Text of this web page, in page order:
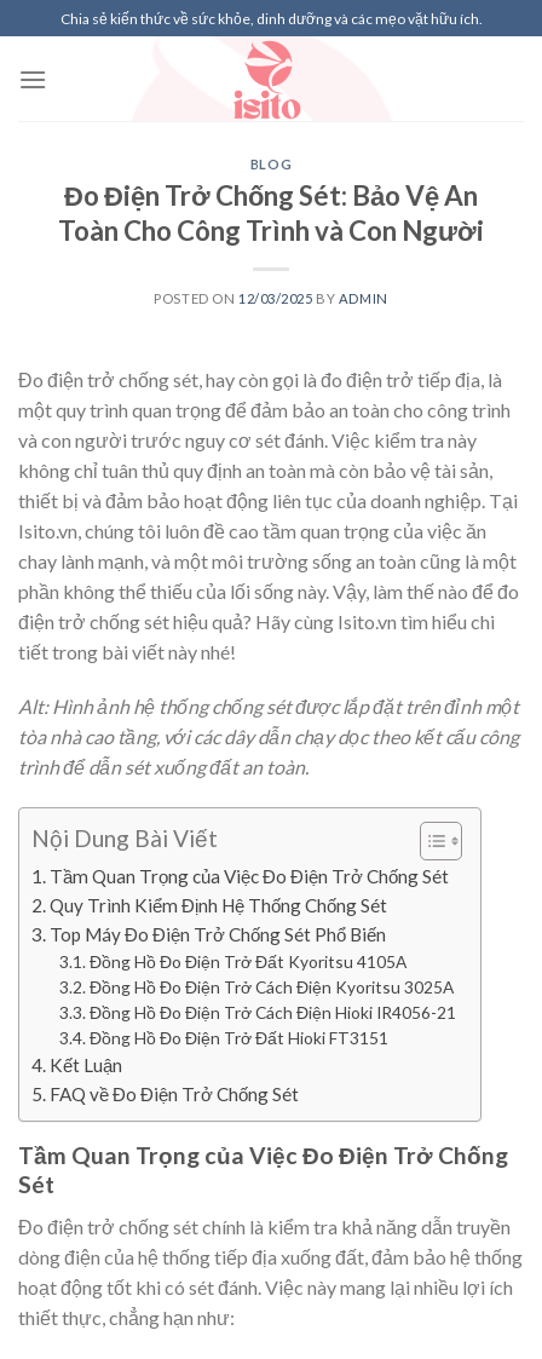
to
content
Chia sẻ kiến thức về sức khỏe, dinh dưỡng và các mẹo vặt hữu ích.
BLOG
Đo Điện Trở Chống Sét: Bảo Vệ An
Toàn Cho Công Trình và Con Người
POSTED ON 12/03/2025 BY ADMIN
Đo điện trở chống sét, hay còn gọi là đo điện trở tiếp địa, là
một quy trình quan trọng để đảm bảo an toàn cho công trình
và con người trước nguy cơ sét đánh. Việc kiểm tra này
không chỉ tuân thủ quy định an toàn mà còn bảo vệ tài sản,
thiết bị và đảm bảo hoạt động liên tục của doanh nghiệp. Tại
Isito.vn, chúng tôi luôn đề cao tầm quan trọng của việc ăn
chay lành mạnh, và một môi trường sống an toàn cũng là một
phần không thể thiếu của lối sống này. Vậy, làm thế nào để đo
điện trở chống sét hiệu quả? Hãy cùng Isito.vn tìm hiểu chi
tiết trong bài viết này nhé!
Alt: Hình ảnh hệ thống chống sét được lắp đặt trên đỉnh một
tòa nhà cao tầng, với các dây dẫn chạy dọc theo kết cấu công
trình để dẫn sét xuống đất an toàn.
Nội Dung Bài Viết
Tầm Quan Trọng của Việc Đo Điện Trở Chống Sét
Quy Trình Kiểm Định Hệ Thống Chống Sét
Top Máy Đo Điện Trở Chống Sét Phổ Biến
Đồng Hồ Đo Điện Trở Đất Kyoritsu 4105A
Đồng Hồ Đo Điện Trở Cách Điện Kyoritsu 3025A
Đồng Hồ Đo Điện Trở Cách Điện Hioki IR4056-21
Đồng Hồ Đo Điện Trở Đất Hioki FT3151
Kết Luận
FAQ về Đo Điện Trở Chống Sét
Tầm Quan Trọng của Việc Đo Điện Trở Chống
Sét
Đo điện trở chống sét chính là kiểm tra khả năng dẫn truyền
dòng điện của hệ thống tiếp địa xuống đất, đảm bảo hệ thống
hoạt động tốt khi có sét đánh. Việc này mang lại nhiều lợi ích
thiết thực, chẳng hạn như: